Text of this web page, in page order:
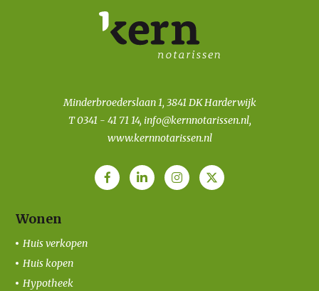
Minderbroederslaan 1, 3841 DK Harderwijk
T0341 - 41 71 14, info@kernnotarissen.nl,
www.kernnotarissen.nl
Wonen
Huis verkopen
Huis kopen
Hypotheek